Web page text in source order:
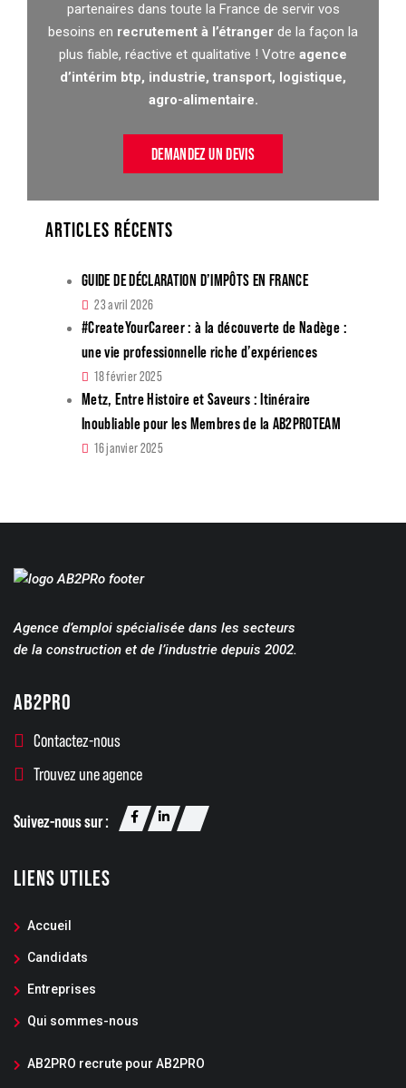
partenaires dans toute la France de servir vos
besoins en recrutement à l’étranger de la façon la
plus fiable, réactive et qualitative ! Votre agence
d’intérim btp, industrie, transport, logistique,
agro-alimentaire.
DEMANDEZ UN DEVIS
ARTICLES RÉCENTS
GUIDE DE DÉCLARATION D’IMPÔTS EN FRANCE
23 avril 2026
#CreateYourCareer : à la découverte de Nadège :
une vie professionnelle riche d’expériences
18 février 2025
Metz, Entre Histoire et Saveurs : Itinéraire
Inoubliable pour les Membres de la AB2PROTEAM
16 janvier 2025
Agence d’emploi spécialisée dans les secteurs
de la construction et de l’industrie depuis 2002.
AB2PRO
Contactez-nous
Trouvez une agence
Suivez-nous sur :
LIENS UTILES
Accueil
Candidats
Entreprises
Qui sommes-nous
AB2PRO recrute pour AB2PRO